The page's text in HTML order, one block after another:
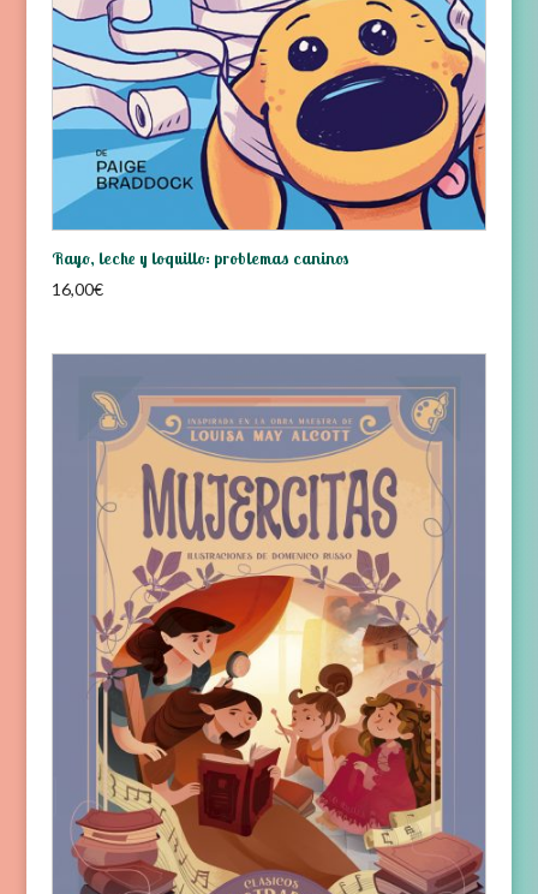
Rayo, leche y loquillo: problemas caninos
16,00€